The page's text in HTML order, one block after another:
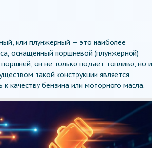
или плунжерный — это наиболее
оснащенный поршневой (плунжерной)
он не только подает топливо, но и
такой конструкции является
качеству бензина или моторного масла.